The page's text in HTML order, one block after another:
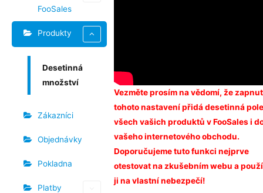
FooSales
Produkty
Desetinná
množství
Zákazníci
Objednávky
Pokladna
Platby
Vezměte prosím na vědomí, že
tohoto nastavení přidá desetinná
všech vašich produktů v FooSales i
vašeho internetového obchodu.
Doporučujeme tuto funkci nejprve
otestovat na zkušebním webu a
ji na vlastní nebezpečí!